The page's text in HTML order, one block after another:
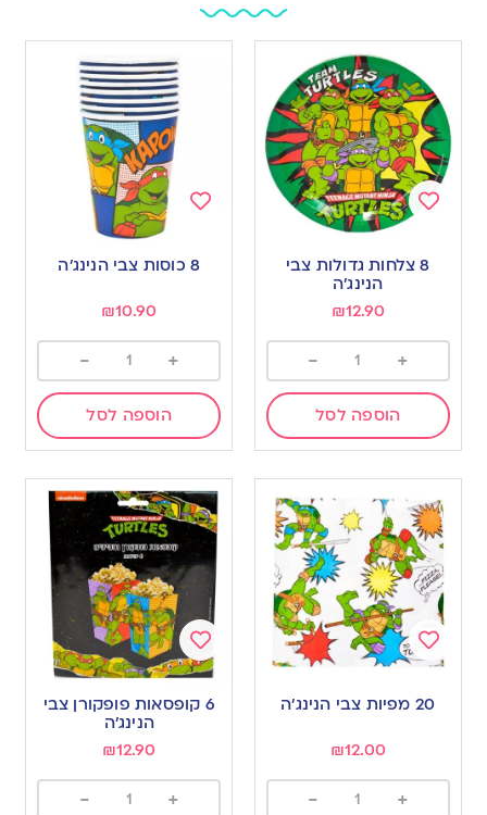
8 צלחות גדולות צבי
הנינג’ה
₪12.90
+
-
הוספה לסל
8 כוסות צבי הנינג’ה
₪10.90
+
-
הוספה לסל
Add
to20 מפיות צבי הנינג’ה
₪12.00
+
-
Add
to
wishlist
6 קופסאות פופקורן צבי
הנינג’ה
₪12.90
+
-